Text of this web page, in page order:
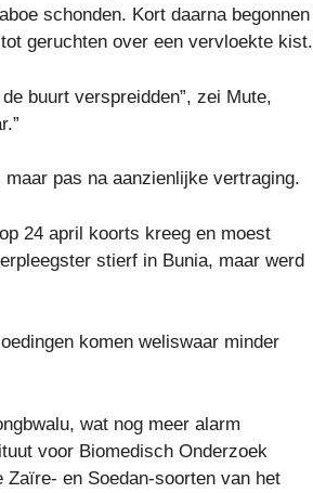
schonden. Kort daarna begonnen
geruchten over een vervloekte kist.
buurt verspreidden”, zei Mute,
pas na aanzienlijke vertraging.
24 april koorts kreeg en moest
stierf in Bunia, maar werd
komen weliswaar minder
wat nog meer alarm
voor Biomedisch Onderzoek
en Soedan-soorten van het